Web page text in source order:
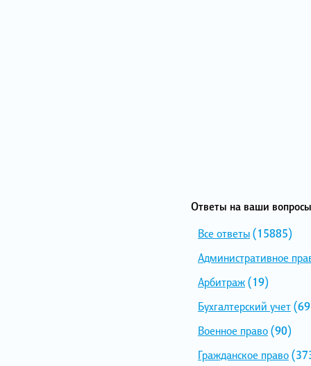
Ответы на ваши
Все ответы(15885)
Административное
Арбитраж(19)
Бухгалтерский учет
Военное право(90)
Гражданское право